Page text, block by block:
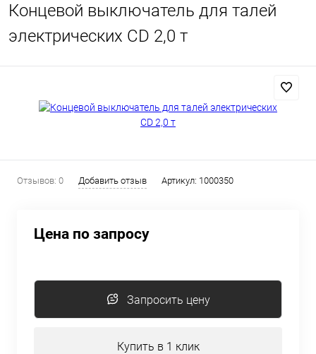
Концевой выключатель для талей
электрических CD 2,0 т
Отзывов: 0 Добавить отзыв Артикул: 1000350
Цена по запросу
Запросить цену
Купить в 1 клик